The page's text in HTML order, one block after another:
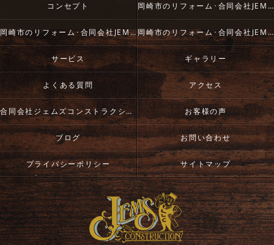
コンセプト 岡崎市のリフォーム･合同会社JEM`S constructionの口コミ情報
岡崎市のリフォーム･合同会社JEM`S constructionの評判 岡崎市のリフォーム･合同会社JEM`S constructionのお客様の声
サービス ギャラリー
よくある質問 アクセス
合同会社ジェムズコンストラクション お客様の声
ブログ お問い合わせ
プライバシーポリシー サイトマップ